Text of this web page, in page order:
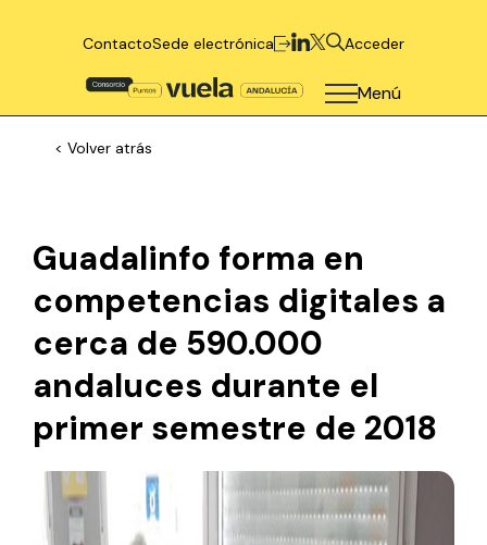
ContactoSede electrónica Acceder
Menú
< Volver atrás
Guadalinfo forma en
competencias digitales a
cerca de 590.000
andaluces durante el
primer semestre de 2018